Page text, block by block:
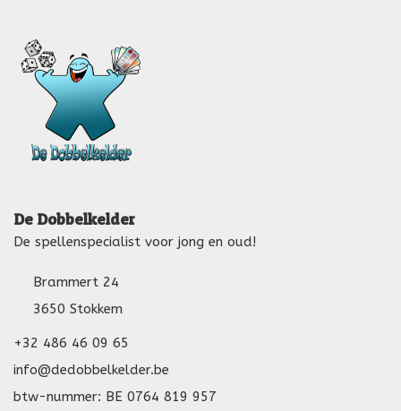
De Dobbelkelder
De spellenspecialist voor jong en oud!
Brammert 24
3650 Stokkem
+32 486 46 09 65
info@dedobbelkelder.be
btw-nummer: BE 0764 819 957